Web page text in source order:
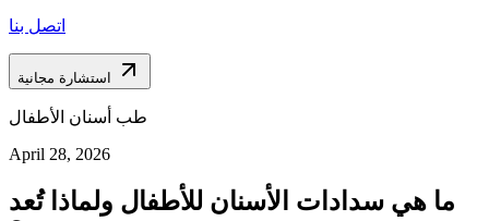
اتصل بنا
استشارة مجانية
طب أسنان الأطفال
April 28, 2026
ما هي سدادات الأسنان للأطفال ولماذا تُعد